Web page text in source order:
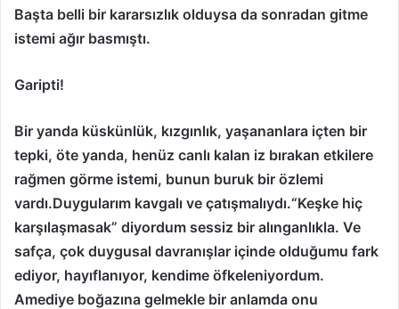
Başta belli bir kararsızlık olduysa da sonradan gitme
istemi ağır basmıştı.
Garipti!
Bir yanda küskünlük, kızgınlık, yaşananlara içten bir
tepki, öte yanda, henüz canlı kalan iz bırakan etkilere
rağmen görme istemi, bunun buruk bir özlemi
vardı.Duygularım kavgalı ve çatışmalıydı.“Keşke hiç
karşılaşmasak” diyordum sessiz bir alınganlıkla. Ve
safça, çok duygusal davranışlar içinde olduğumu fark
ediyor, hayıflanıyor, kendime öfkeleniyordum.
Amediye boğazına gelmekle bir anlamda onu